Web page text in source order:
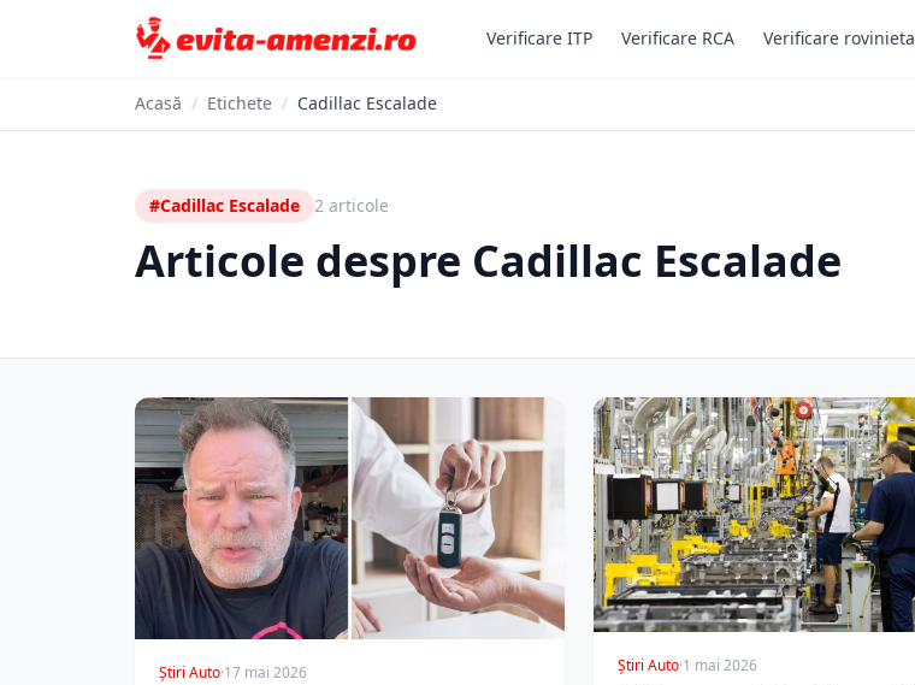
Verificare ITP Verificare RCA Verificare rovinieta
Acasă / Etichete / Cadillac Escalade
#Cadillac Escalade 2 articole
Articole despre Cadillac Escalade
Știri Auto·17 mai 2026 Știri Auto·1 mai 2026